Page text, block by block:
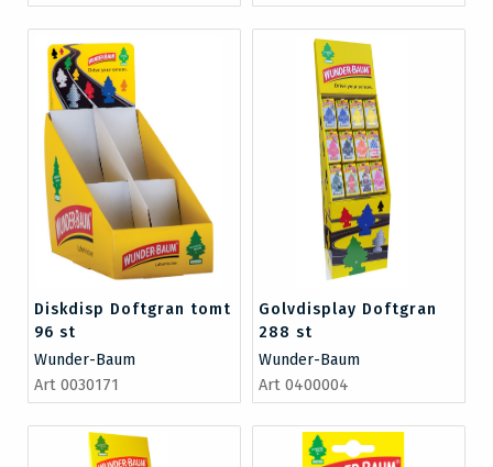
Diskdisp Doftgran tomt
96 st
Wunder-Baum
Art 0030171
Golvdisplay Doftgran
288 st
Wunder-Baum
Art 0400004